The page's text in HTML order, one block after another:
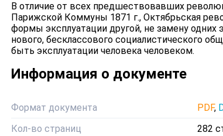
В отличие от всех предшествовавших
Парижской Коммуны 1871 г., Октябрьская
формы эксплуатации другой, не замену одних
нового, бесклассового социалистического
быть эксплуатации человека человеком.
Информация о документе
Формат документа PDF,
Кол-во страниц
282